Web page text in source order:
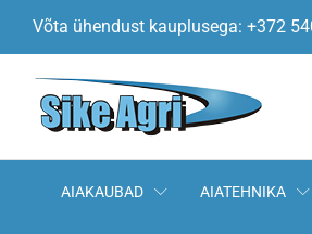
Võta ühendust kauplusega: +372
AIAKAUBAD AIATEHNIKA
Haakeraua